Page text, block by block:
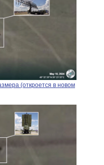
(откроется в новом